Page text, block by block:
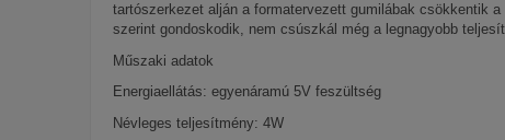
tartószerkezet alján a formatervezett gumilábak csökkentik
szerint gondoskodik, nem csúszkál még a legnagyobb
Műszaki adatok
Energiaellátás: egyenáramú 5V feszültség
Névleges teljesítmény: 4W